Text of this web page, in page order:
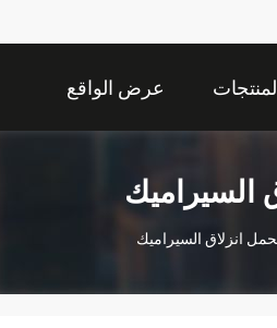
عرض الواقع
الافتراضيالسيراميك
انزلاق السيراميك